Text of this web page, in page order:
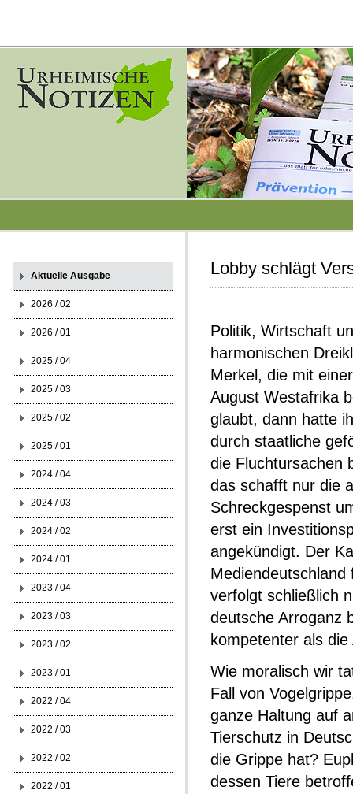
Lobby schlägt
Politik, Wirtschaft
harmonischen
Merkel, die mit
August Westafrika
glaubt, dann hatte
durch staatliche
die Fluchtursachen
das schafft nur die
Schreckgespenst
erst ein
angekündigt. Der
Mediendeutschland
verfolgt schließlich
deutsche Arroganz
kompetenter als
Wie moralisch wir
Fall von
ganze Haltung auf
Tierschutz in
die Grippe hat?
dessen Tiere
Aktuelle Ausgabe
2026 / 02
2026 / 01
2025 / 04
2025 / 03
2025 / 02
2025 / 01
2024 / 04
2024 / 03
2024 / 02
2024 / 01
2023 / 04
2023 / 03
2023 / 02
2023 / 01
2022 / 04
2022 / 03
2022 / 02
2022 / 01